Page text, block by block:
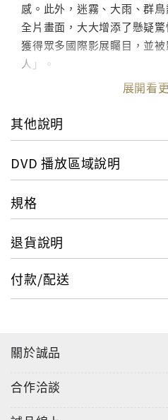
感。此外，迷霧、大雨、群
全片畫面，大大增添了懸疑
獲得眾多國際影展矚目，並
人」。
展開看
其他說明
DVD 播放區域說明
規格
退貨說明
付款/配送
關於誠品
合作洽談